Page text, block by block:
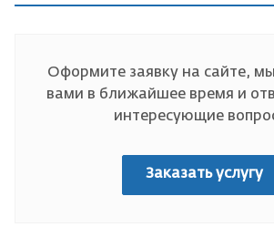
Оформите заявку на сайте,
вами в ближайшее время и
интересующие
Заказать услугу